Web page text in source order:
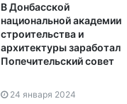
В Донбасской
национальной академии
строительства и
архитектуры заработал
Попечительский совет
24 января 2024